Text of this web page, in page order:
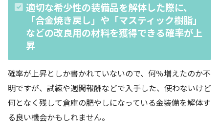
適切な希少性の装備品を解体した際に、
「合金焼き戻し」や「マスティック樹脂」
などの改良用の材料を獲得できる確率が上
昇
確率が上昇としか書かれていないので、何％増えたのか不
明ですが、試練や週間報酬などで入手した、使わないけど
何となく残して倉庫の肥やしになっている金装備を解体す
る良い機会かもしれません。